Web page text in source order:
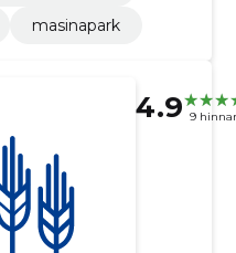
masinapark
4.9 9